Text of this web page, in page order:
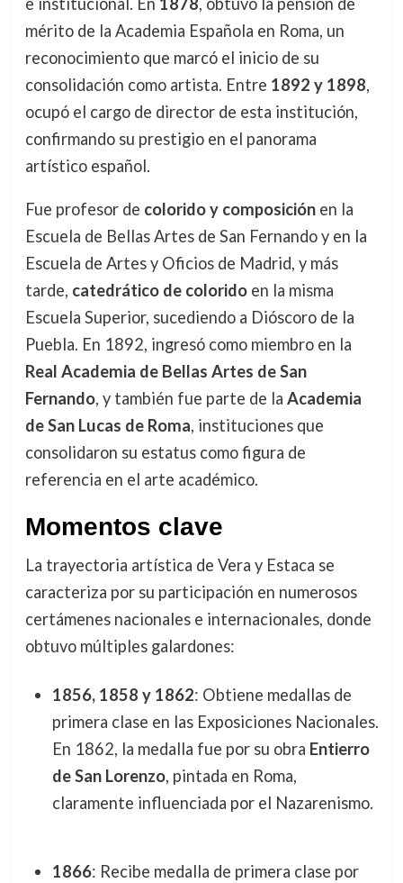
mérito de la Academia Española en Roma, un
reconocimiento que marcó el inicio de su
consolidación como artista. Entre 1892 y 1898,
ocupó el cargo de director de esta institución,
confirmando su prestigio en el panorama
artístico español.
Fue profesor de colorido y composiciónen la
Escuela de Bellas Artes de San Fernando y en la
Escuela de Artes y Oficios de Madrid, y más
tarde, catedrático de coloridoen la misma
Escuela Superior, sucediendo a Dióscoro de la
Puebla. En 1892, ingresó como miembro en la
Real Academia de Bellas Artes de San
Fernando, y también fue parte de la Academia
de San Lucas de Roma, instituciones que
consolidaron su estatus como figura de
referencia en el arte académico.
Momentos clave
La trayectoria artística de Vera y Estaca se
caracteriza por su participación en numerosos
certámenes nacionales e internacionales, donde
obtuvo múltiples galardones:
1856, 1858 y 1862: Obtiene medallas de
primera clase en las Exposiciones Nacionales.
En 1862, la medalla fue por su obra Entierro
de San Lorenzo, pintada en Roma,
claramente influenciada por el Nazarenismo.
1866: Recibe medalla de primera clase por